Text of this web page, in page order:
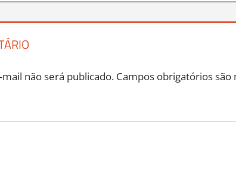
não será publicado. Campos obrigatórios são